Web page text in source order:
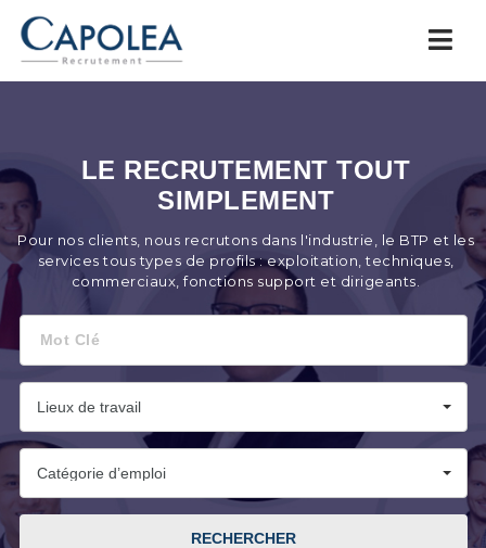
Capolea.com
LE RECRUTEMENT TOUT
SIMPLEMENT
Pour nos clients, nous recrutons dans l'industrie, le BTP et les
services tous types de profils : exploitation, techniques,
commerciaux, fonctions support et dirigeants.
Clé
Lieux de travail
Catégorie d’emploi
RECHERCHER